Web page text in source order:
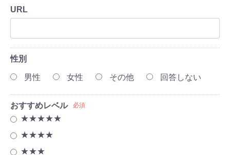
URL
性別
男性 女性 その他 回答しない
おすすめレベル 必須
★★★★★
★★★★
★★★